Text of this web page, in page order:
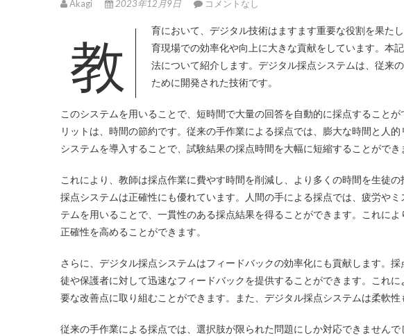
Akagi 2023年12月9日 コメントなし
教育において、デジタル技術はますます重要な役割を果たし
育現場での効率化や向上に大きな貢献をしています。本
法について紹介します。デジタル採点システムは、従来
ために開発された技術です。
このシステムを用いることで、短時間で大量の回答を自動的に採点すること
リットは、時間の節約です。従来の手作業による採点では、膨大な時間と人
システムを導入することで、試験結果の採点時間を大幅に短縮することができ
これにより、教師は採点作業に費やす時間を削減し、より多くの時間を生徒
採点システムは正確性にも優れています。人間の手による採点では、疲労や
テムを用いることで、一貫性のある採点結果を得ることができます。これに
正確性を高めることができます。
さらに、デジタル採点システムはフィードバックの効率化にも貢献します。
徒や保護者に対して迅速なフィードバックを提供することができます。これ
要な改善点に取り組むことができます。また、デジタル採点システムは柔軟性
従来の手作業による採点では、選択肢が限られた問題にしか対応できません